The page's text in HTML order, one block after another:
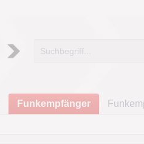
Funkempfänger